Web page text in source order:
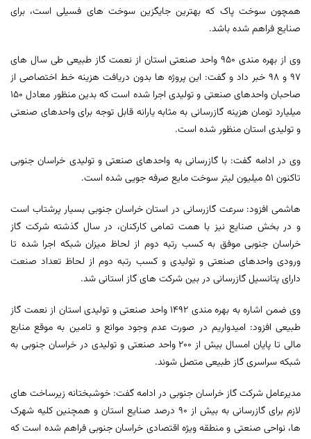
همچون سوخت پاک که بهترین جایگزین سوخت های فسیلی است، برای
صنایع فراهم شده باشد.
وی از بهره مندی 950 واحد صنعتی استان از نعمت گاز طبیعی طی سال های
97 و 98 خبر داد و گفت: این پروژه ها بدون دریافت هزینه خط اختصاصی از
صاحبان واحدهای صنعتی و تولیدی اجرا شده است که بدین منظور معادل 150
میلیارد تومان هزینه گازرسانی به مثابه یارانه قابل توجه برای واحدهای صنعتی
و تولیدی استان منظور شده است.
وی در ادامه گفت: با گازرسانی به واحدهای صنعتی و تولیدی خراسان جنوبی
تاکنون 51 میلیون لیتر سوخت مایع صرفه جویی شده است.
هاشمی افزود: سرعت گازرسانی در استان خراسان جنوبی بسیار پرشتاب است
و در بخش صنایع نیز با همت تمامی کارکنان، در سال گذشته شرکت گاز
خراسان جنوبی موفق به کسب رتبه دوم از لحاظ میزان شبکه اجرا شده تا
ورودی واحدهای صنعتی و تولیدی و کسب رتبه دوم از لحاظ تعداد صنعت
دارای پتانسیل گازرسانی در بین شرکت های گاز استانی شد.
وی ضمن اشاره به بهره مندی 1492 واحد صنعتی و تولیدی استان از نعمت گاز
طبیعی افزود: امیدواریم در صورت عدم وجود موانع و تامین به موقع منابع
مالی تا پایان امسال بیش از 200 واحد صنعتی و تولیدی در خراسان جنوبی به
شبکه سراسری گاز طبیعی متصل شوند.
مدیرعامل شرکت گاز خراسان جنوبی در ادامه گفت: خوشبختانه زیرساخت های
لازم برای گازرسانی به بیش از 90 درصد صنایع استان و همچنین کلیه شهرک
ها، نواحی صنعتی و منطقه ویژه اقتصادی خراسان جنوبی فراهم شده است که